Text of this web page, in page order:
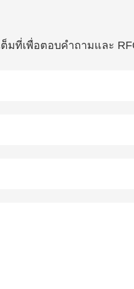
มที่เพื่อตอบคำถามและ